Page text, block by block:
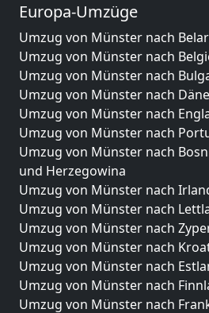
Europa-Umzüge
Umzug von Münster nach
Umzug von Münster nach
Umzug von Münster nach
Umzug von Münster nach
Umzug von Münster nach
Umzug von Münster nach
Umzug von Münster nach
und Herzegowina
Umzug von Münster nach
Umzug von Münster nach
Umzug von Münster nach
Umzug von Münster nach
Umzug von Münster nach
Umzug von Münster nach
Umzug von Münster nach